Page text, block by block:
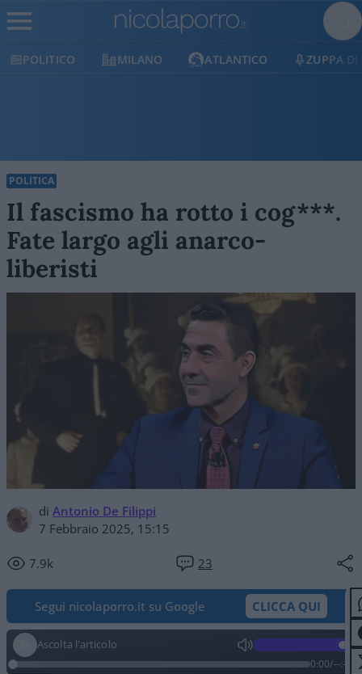
MILANO ATLANTICO ZUPPA DI PORRO
POLITICA
Il fascismo ha rotto i cog***.
Fate largo agli anarco-
liberisti
di Antonio De Filippi
7 Febbraio 2025, 15:15
7.9k 23
Segui nicolaporro.it su Google CLICCA QUI
Ascolta l'articolo
0:00/--:--